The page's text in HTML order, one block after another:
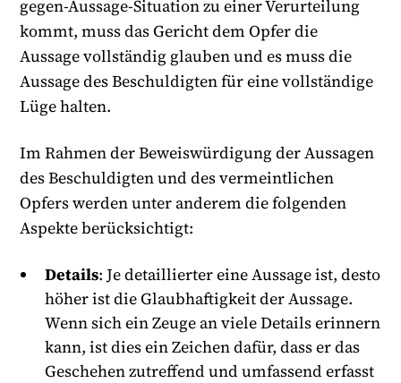
gegen-Aussage-Situation zu einer Verurteilung
kommt, muss das Gericht dem Opfer die
Aussage vollständig glauben und es muss die
Aussage des Beschuldigten für eine vollständige
Lüge halten.
Im Rahmen der Beweiswürdigung der Aussagen
des Beschuldigten und des vermeintlichen
Opfers werden unter anderem die folgenden
Aspekte berücksichtigt:
Details: Je detaillierter eine Aussage ist, desto
höher ist die Glaubhaftigkeit der Aussage.
Wenn sich ein Zeuge an viele Details erinnern
kann, ist dies ein Zeichen dafür, dass er das
Geschehen zutreffend und umfassend erfasst